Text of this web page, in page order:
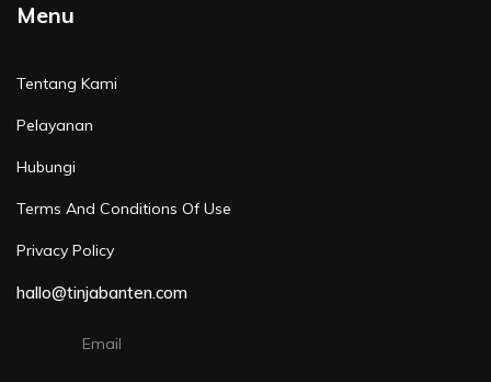
Menu
Tentang Kami
Pelayanan
Hubungi
Terms And Conditions Of Use
Privacy Policy
hallo@tinjabanten.com
Email